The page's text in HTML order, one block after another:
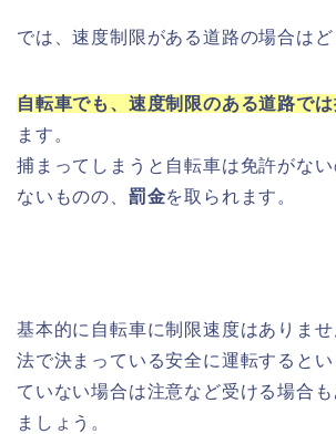
では、速度制限がある道路の場合はど
自転車でも、速度制限のある道路で
ます。
捕まってしまうと自転車は免許がな
ないものの、 罰金を取られます。
基本的に自転車に制限速度はありま
法で決まっている安全に運転すると
ていない場合は注意など受ける場合
ましょう。